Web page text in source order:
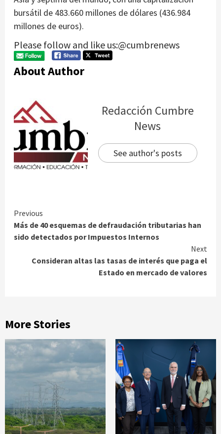
bursátil de 483.660 millones de dólares (436.984
millones de euros).
Please follow and like us:@cumbrenews
About Author
Redacción Cumbre
News
See author's posts
Continue
Reading
Previous
Más de 40 esquemas de defraudación tributarias han
sido detectados por Impuestos Internos
Next
Consideran altas las tasas de interés que paga el
Estado en mercado de valores
More Stories